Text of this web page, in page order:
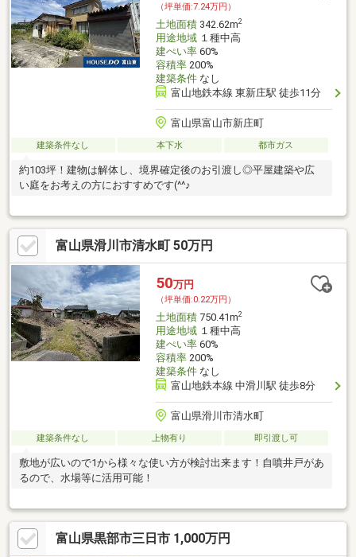
（坪単価:7.24万円）
土地面積342.62m2
用途地域１種中高
建ぺい率60%
容積率200%
建築条件なし
富山地鉄本線 東新庄駅 徒歩11分
富山県富山市新庄町
建築条件なし 本下水 都市ガス
約103坪！建物は解体し、境界確定後のお引渡し◎平屋建築や広
い庭をお考えの方におすすめです(^^♪
富山県滑川市清水町 50万円
50万円
（坪単価:0.22万円）
土地面積750.41m2
用途地域１種中高
建ぺい率60%
容積率200%
建築条件なし
富山地鉄本線 中滑川駅 徒歩8分
富山県滑川市清水町
建築条件なし 上物有り 即引渡し可
敷地が広いので1から様々な使い方が検討出来ます！自噴井戸があ
るので、水場等に活用可能！
富山県黒部市三日市 1,000万円